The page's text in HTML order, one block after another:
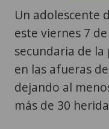
Un adolescente
este viernes 7
secundaria de
en las afueras
dejando al
más de 30